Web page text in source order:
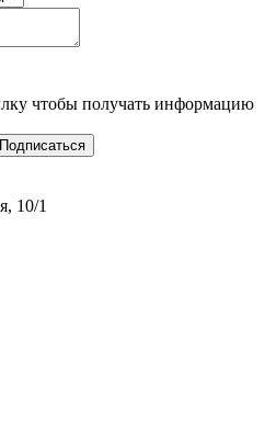
чтобы получать информацию
Подписаться
10/1